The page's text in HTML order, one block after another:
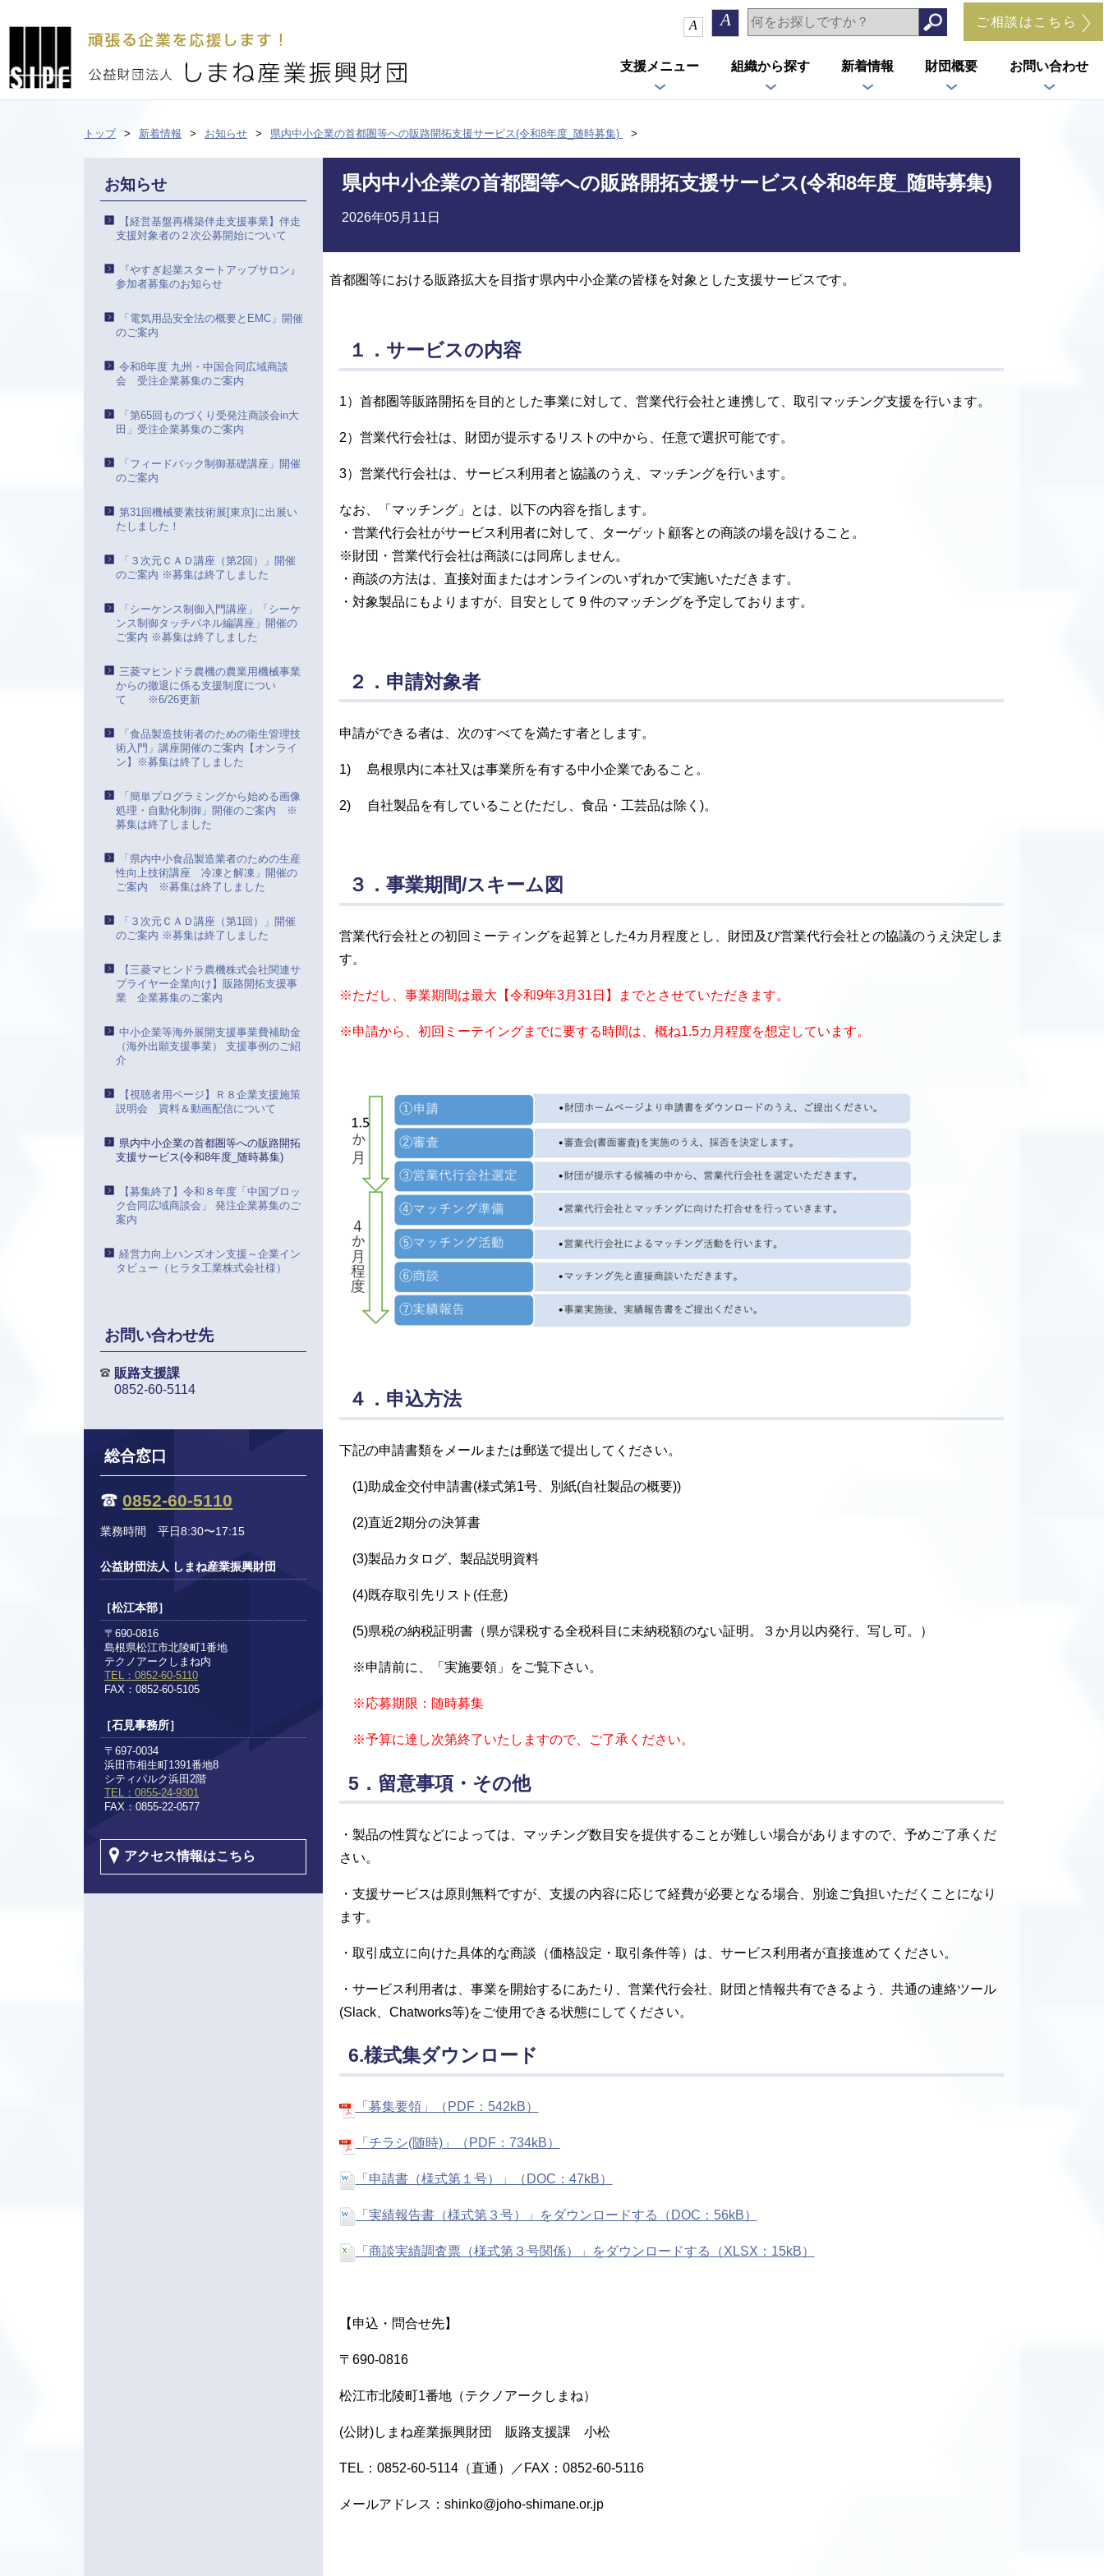
A A ご相談はこちら
支援メニュー 組織から探す 新着情報 財団概要 お問い合わせ
トップ 新着情報 お知らせ 県内中小企業の首都圏等への販路開拓支援サービス(令和8年度_随時募集)
県内中小企業の首都圏等への販路開拓支援サービス(令和8年度_随時募集)
2026年05月11日
首都圏等における販路拡大を目指す県内中小企業の皆様を対象とした支援サービスです。
１．サービスの内容
1）首都圏等販路開拓を目的とした事業に対して、営業代行会社と連携して、取引マッチング支援を行います。
2）営業代行会社は、財団が提示するリストの中から、任意で選択可能です。
3）営業代行会社は、サービス利用者と協議のうえ、マッチングを行います。
なお、「マッチング」とは、以下の内容を指します。
・営業代行会社がサービス利用者に対して、ターゲット顧客との商談の場を設けること。
※財団・営業代行会社は商談には同席しません。
・商談の方法は、直接対面またはオンラインのいずれかで実施いただきます。
・対象製品にもよりますが、目安として 9 件のマッチングを予定しております。
２．申請対象者
申請ができる者は、次のすべてを満たす者とします。
1) 島根県内に本社又は事業所を有する中小企業であること。
2) 自社製品を有していること(ただし、食品・工芸品は除く)。
３．事業期間/スキーム図
営業代行会社との初回ミーティングを起算とした4カ月程度とし、財団及び営業代行会社との協議のうえ決定しま
す。
※ただし、事業期間は最大【令和9年3月31日】までとさせていただきます。
※申請から、初回ミーテイングまでに要する時間は、概ね1.5カ月程度を想定しています。
４．申込方法
下記の申請書類をメールまたは郵送で提出してください。
(1)助成金交付申請書(様式第1号、別紙(自社製品の概要))
(2)直近2期分の決算書
(3)製品カタログ、製品説明資料
(4)既存取引先リスト(任意)
(5)県税の納税証明書（県が課税する全税科目に未納税額のない証明。３か月以内発行、写し可。）
※申請前に、「実施要領」をご覧下さい。
※応募期限：随時募集
※予算に達し次第終了いたしますので、ご了承ください。
5．留意事項・その他
・製品の性質などによっては、マッチング数目安を提供することが難しい場合がありますので、予めご了承くだ
さい。
・支援サービスは原則無料ですが、支援の内容に応じて経費が必要となる場合、別途ご負担いただくことになり
ます。
・取引成立に向けた具体的な商談（価格設定・取引条件等）は、サービス利用者が直接進めてください。
・サービス利用者は、事業を開始するにあたり、営業代行会社、財団と情報共有できるよう、共通の連絡ツール
(Slack、Chatworks等)をご使用できる状態にしてください。
6.様式集ダウンロード
「募集要領」（PDF：542kB）
「チラシ(随時)」（PDF：734kB）
「申請書（様式第１号）」（DOC：47kB）
「実績報告書（様式第３号）」をダウンロードする（DOC：56kB）
「商談実績調査票（様式第３号関係）」をダウンロードする（XLSX：15kB）
【申込・問合せ先】
〒690-0816
松江市北陵町1番地（テクノアークしまね）
(公財)しまね産業振興財団 販路支援課 小松
TEL：0852-60-5114（直通）／FAX：0852-60-5116
メールアドレス：shinko@joho-shimane.or.jp
お知らせ
【経営基盤再構築伴走支援事業】伴走
支援対象者の２次公募開始について
『やすぎ起業スタートアップサロン』
参加者募集のお知らせ
「電気用品安全法の概要とEMC」開催
のご案内
令和8年度 九州・中国合同広域商談
会 受注企業募集のご案内
「第65回ものづくり受発注商談会in大
田」受注企業募集のご案内
「フィードバック制御基礎講座」開催
のご案内
第31回機械要素技術展[東京]に出展い
たしました！
「３次元ＣＡＤ講座（第2回）」開催
のご案内 ※募集は終了しました
「シーケンス制御入門講座」「シーケ
ンス制御タッチパネル編講座」開催の
ご案内 ※募集は終了しました
三菱マヒンドラ農機の農業用機械事業
からの撤退に係る支援制度につい
て ※6/26更新
「食品製造技術者のための衛生管理技
術入門」講座開催のご案内【オンライ
ン】※募集は終了しました
「簡単プログラミングから始める画像
処理・自動化制御」開催のご案内 ※
募集は終了しました
「県内中小食品製造業者のための生産
性向上技術講座 冷凍と解凍」開催の
ご案内 ※募集は終了しました
「３次元ＣＡＤ講座（第1回）」開催
のご案内 ※募集は終了しました
【三菱マヒンドラ農機株式会社関連サ
プライヤー企業向け】販路開拓支援事
業 企業募集のご案内
中小企業等海外展開支援事業費補助金
（海外出願支援事業） 支援事例のご紹
介
【視聴者用ページ】Ｒ８企業支援施策
説明会 資料＆動画配信について
県内中小企業の首都圏等への販路開拓
支援サービス(令和8年度_随時募集)
【募集終了】令和８年度「中国ブロッ
ク合同広域商談会」 発注企業募集のご
案内
経営力向上ハンズオン支援～企業イン
タビュー（ヒラタ工業株式会社様）
お問い合わせ先
販路支援課
0852-60-5114
総合窓口
0852-60-5110
業務時間 平日8:30〜17:15
公益財団法人 しまね産業振興財団
［松江本部］
〒690-0816
島根県松江市北陵町1番地
テクノアークしまね内
TEL：0852-60-5110
FAX：0852-60-5105
［石見事務所］
〒697-0034
浜田市相生町1391番地8
シティパルク浜田2階
TEL：0855-24-9301
FAX：0855-22-0577
アクセス情報はこちら